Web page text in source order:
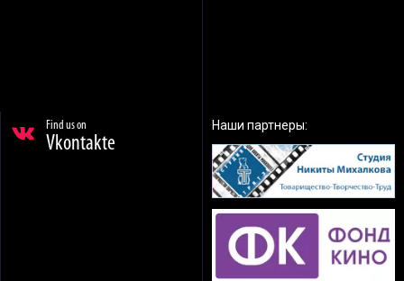
Find us on
Vkontakte
Наши партнеры: